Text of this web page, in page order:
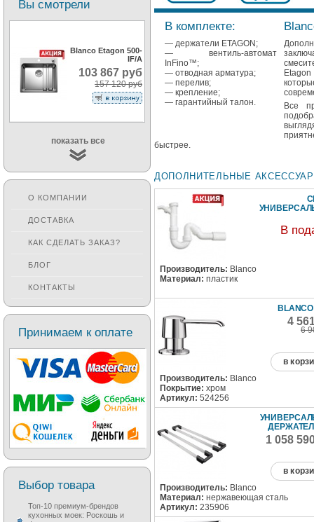
В комплекте:
— держатели ETAGON;
— вентиль-автомат
InFino™;
— отводная арматура;
— перелив;
— крепление;
— гарантийный талон.
Etagon
Все
быстрее.
ДОПОЛНИТЕЛЬНЫЕ
В
Производитель: Blanco
Материал: пластик
4
6
в
Производитель: Blanco
Покрытие: хром
Артикул: 524256
1 058
в
Производитель: Blanco
Материал: нержавеющая сталь
Артикул: 235906
Вы смотрели
Blanco Etagon 500-
IF/A
103 867 руб
157 120 руб
показать все
О КОМПАНИИ
ДОСТАВКА
КАК СДЕЛАТЬ ЗАКАЗ?
БЛОГ
КОНТАКТЫ
Принимаем к оплате
Выбор товара
Топ-10 премиум-брендов
кухонных моек: Роскошь и